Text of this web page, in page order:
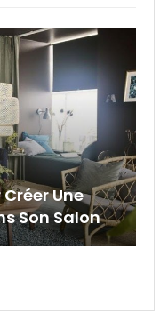
Une
Son Salon